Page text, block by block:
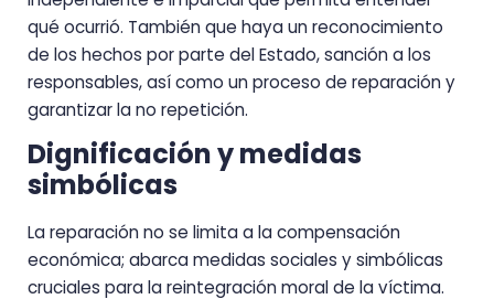
qué ocurrió. También que haya un reconocimiento
de los hechos por parte del Estado, sanción a los
responsables, así como un proceso de reparación y
garantizar la no repetición.
Dignificación y medidas
simbólicas
La reparación no se limita a la compensación
económica; abarca medidas sociales y simbólicas
cruciales para la reintegración moral de la víctima.